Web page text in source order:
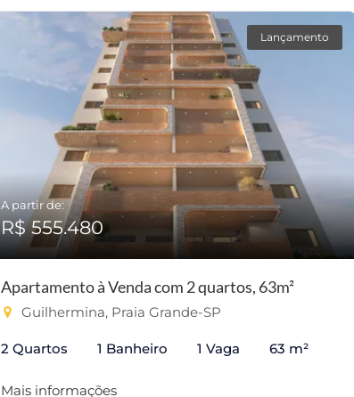
Lançamento
A partir de:
R$ 555.480
Apartamento à Venda com 2 quartos, 63m²
Guilhermina, Praia Grande-SP
2 Quartos 1 Banheiro 1 Vaga 63 m²
Mais informações